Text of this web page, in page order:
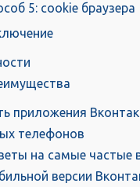
5: cookie браузера
приложения
телефонов
на самые частые
версии